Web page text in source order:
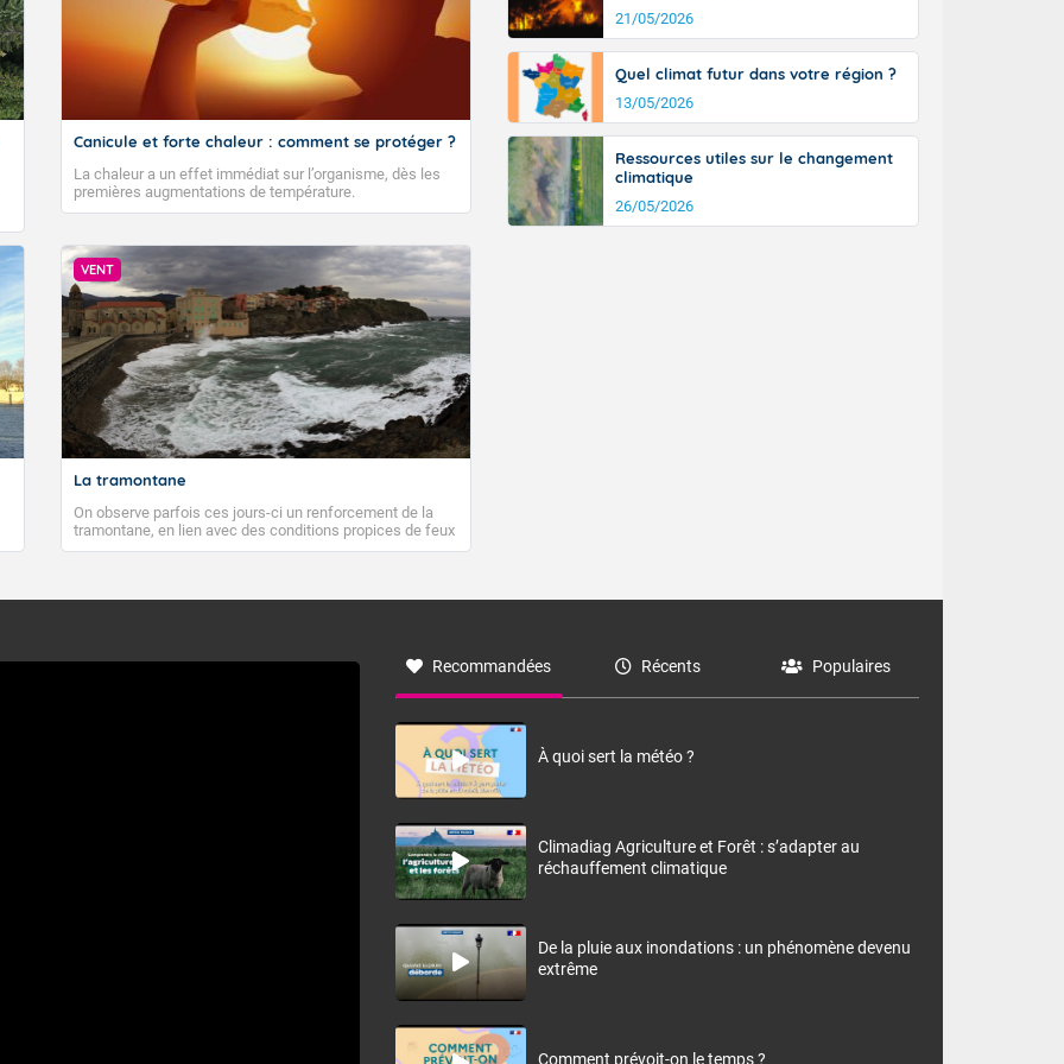
Canicule et forte chaleur : comment se protéger ?
La chaleur a un effet immédiat sur l’organisme, dès les
premières augmentations de température.
VENT
La tramontane
On observe parfois ces jours-ci un renforcement de la
tramontane, en lien avec des conditions propices de feux
de forêt. Mais qu'est-ce que la tramontane ? Quelles sont
à nord-ouest, dans un secteur qui part du Roussillon à la
monts, en allusion aux régions montagneuses d’où
21/05/2026
Quel climat futur dans votre région ?
13/05/2026
Ressources utiles sur le changement
climatique
26/05/2026
Recommandées Récents Populaires
À quoi sert la météo ?
Climadiag Agriculture et Forêt : s’adapter au
réchauffement climatique
De la pluie aux inondations : un phénomène devenu
extrême
Comment prévoit-on le temps ?